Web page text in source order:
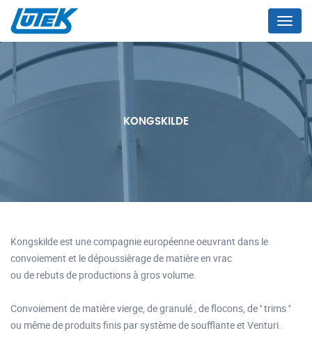
Menu
KONGSKILDE
Kongskilde est une compagnie européenne oeuvrant dans le
convoiement et le dépoussièrage de matière en vrac
ou de rebuts de productions à gros volume.
Convoiement de matière vierge, de granulé , de flocons, de '' trims ''
ou même de produits finis par système de soufflante et Venturi.